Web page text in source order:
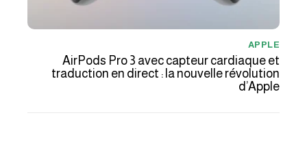
APPLE
AirPods Pro 3 avec capteur cardiaque et
traduction en direct : la nouvelle révolution
d’Apple